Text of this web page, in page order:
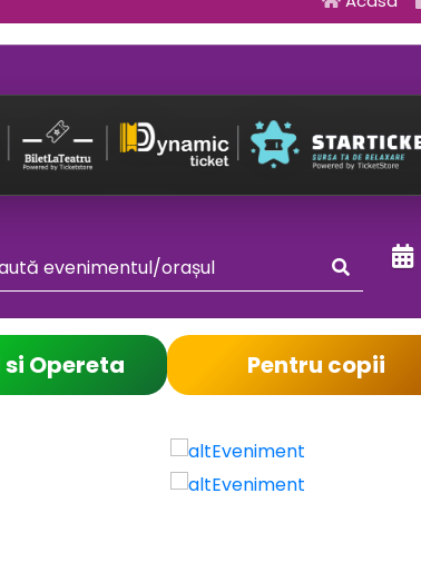
Opereta Pentru copii